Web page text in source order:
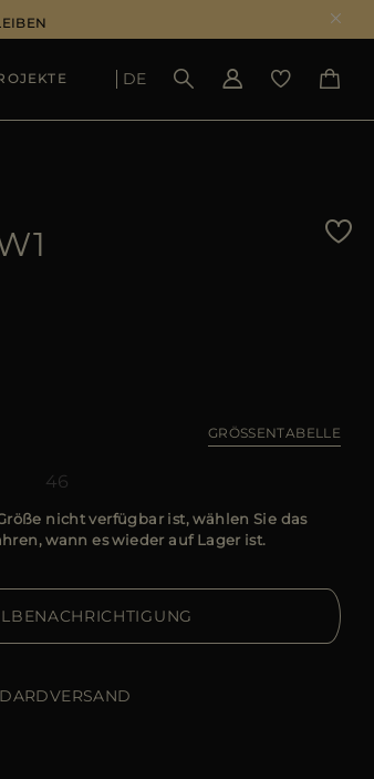
ERGEBNISSE ANSEHEN
DE
GRÖSSENTABELLE
46
nicht verfügbar ist, wählen Sie das
wann es wieder auf Lager ist.